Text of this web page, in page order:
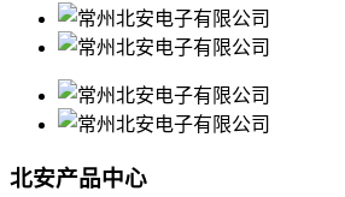
北安产品中心